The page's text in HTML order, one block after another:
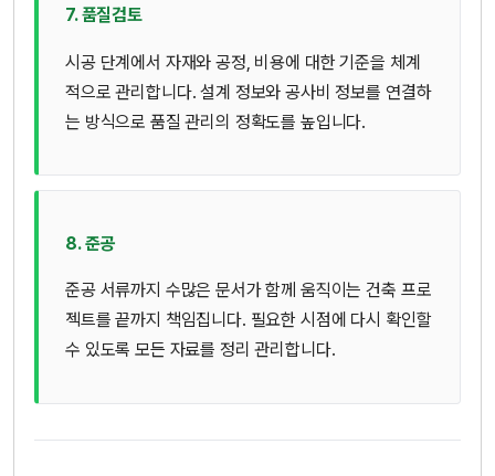
7. 품질검토
시공 단계에서 자재와 공정, 비용에 대한 기준을 체계
적으로 관리합니다. 설계 정보와 공사비 정보를 연결하
는 방식으로 품질 관리의 정확도를 높입니다.
8. 준공
준공 서류까지 수많은 문서가 함께 움직이는 건축 프로
젝트를 끝까지 책임집니다. 필요한 시점에 다시 확인할
수 있도록 모든 자료를 정리 관리합니다.